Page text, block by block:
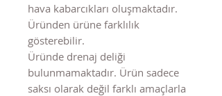
hava kabarcıkları oluşmaktadır.
Üründen ürüne farklılık
gösterebilir.
Üründe drenaj deliği
bulunmamaktadır. Ürün sadece
saksı olarak değil farklı amaçlarla